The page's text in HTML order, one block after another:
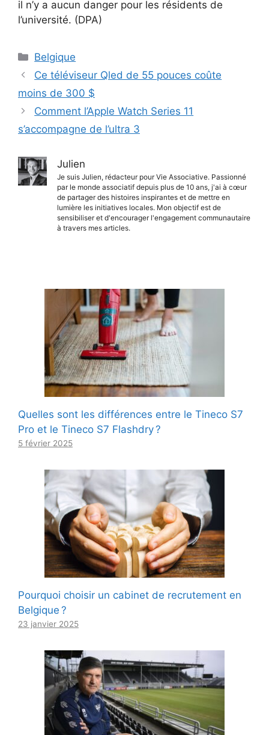
il n’y a aucun danger pour les résidents de
l’université. (DPA)
Catégories
Belgique
Ce téléviseur Qled de 55 pouces coûte
moins de 300 $
Comment l’Apple Watch Series 11
s’accompagne de l’ultra 3
Julien
Je suis Julien, rédacteur pour Vie Associative. Passionné
par le monde associatif depuis plus de 10 ans, j'ai à cœur
de partager des histoires inspirantes et de mettre en
lumière les initiatives locales. Mon objectif est de
sensibiliser et d'encourager l'engagement communautaire
à travers mes articles.
Quelles sont les différences entre le Tineco S7
Pro et le Tineco S7 Flashdry ?
5 février 2025
Pourquoi choisir un cabinet de recrutement en
Belgique ?
23 janvier 2025